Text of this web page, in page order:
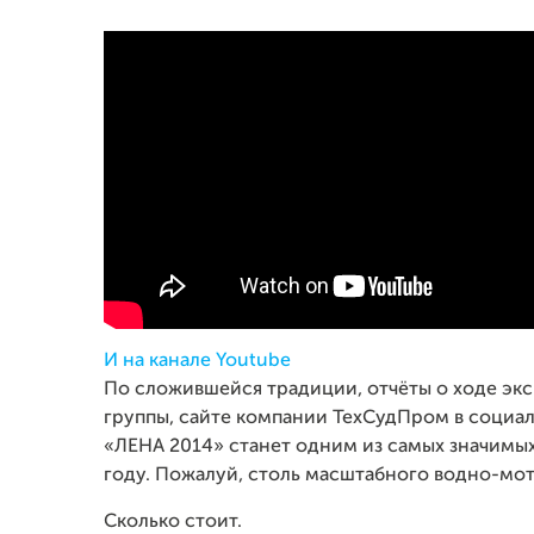
И на канале Youtube
По сложившейся традиции, отчёты о ходе
группы, сайте компании ТехСудПром в
«ЛЕНА 2014» станет одним из самых
году. Пожалуй, столь масштабного водно-
Сколько стоит.